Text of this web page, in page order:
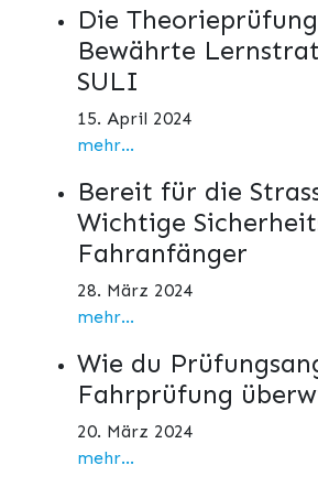
Die
Bewährte
SULI
15. April 2024
mehr...
Bereit für die
Wichtige
Fahranfänger
28. März 2024
mehr...
Wie du
Fahrprüfung
20. März 2024
mehr...